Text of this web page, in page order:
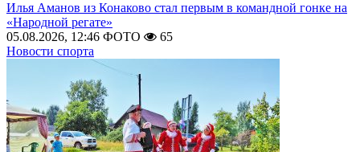
Илья Аманов из Конаково стал первым в командной гонке на
«Народной регате»
05.08.2026, 12:46 ФОТО
65
Новости спорта